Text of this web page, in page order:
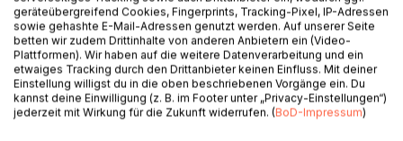
Familienkonflikte, gut gemeinte Ratschläge und völlig neue
Versuchungen vor der Tür. Während Hanne versucht,
vernünftig zu bleiben, entdeckt Rüdiger Seiten an sich, die
jahrzehntelang verborgen waren.
Was folgt, ist kein Märchen vom schnellen Glück, sondern
eine ebenso warmherzige wie urkomische Reise durch die
geräteübergreifend Cookies, Fingerprints, Tracking-Pixel, IP-Adressen
sowie gehashte E-Mail-Adressen genutzt werden. Auf unserer Seite
betten wir zudem Drittinhalte von anderen Anbietern ein (Video-
Plattformen). Wir haben auf die weitere Datenverarbeitung und ein
etwaiges Tracking durch den Drittanbieter keinen Einfluss. Mit deiner
Einstellung willigst du in die oben beschriebenen Vorgänge ein. Du
kannst deine Einwilligung (z. B. im Footer unter „Privacy-Einstellungen“)
jederzeit mit Wirkung für die Zukunft widerrufen. (BoD-Impressum)